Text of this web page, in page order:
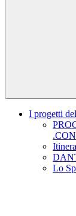
I progetti
Itinera
Lo